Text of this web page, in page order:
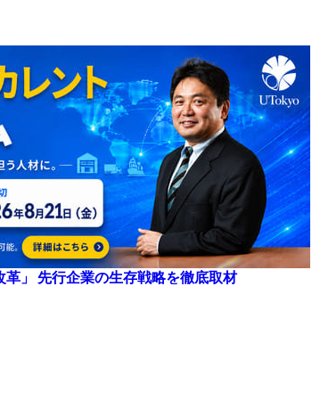
」 先行企業の生存戦略を徹底取材